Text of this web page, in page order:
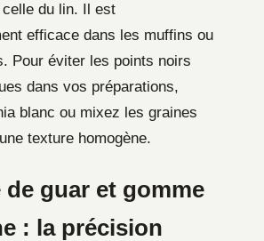
du lin. Il est
efficace dans les muffins ou
Pour éviter les points noirs
dans vos préparations,
blanc ou mixez les graines
texture homogène.
de guar et gomme
: la précision